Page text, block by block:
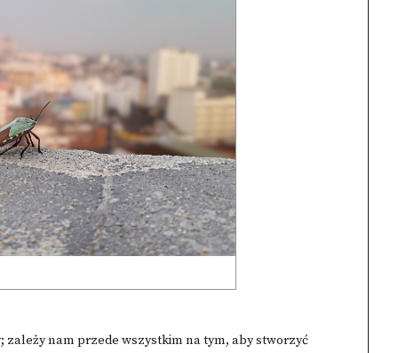
nam przede wszystkim na tym, aby stworzyć